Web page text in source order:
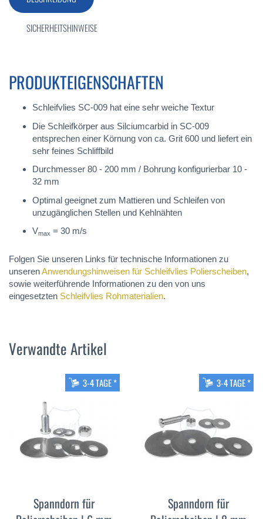
PRODUKTEIGENSCHAFTEN
Schleifvlies SC-009 hat eine sehr weiche Textur
Die Schleifkörper aus Silciumcarbid in SC-009
entsprechen einer Körnung von ca. Grit 600 und liefert ein
sehr feines Schliffbild
Durchmesser 80 - 200 mm / Bohrung konfigurierbar 10 -
32 mm
Optimal geeignet zum Mattieren und Schleifen von
unzugänglichen Stellen und Kehlnähten
Vmax = 30 m/s
Folgen Sie unseren Links für technische Informationen zu
unserenAnwendungshinweisen für Schleifvlies Polierscheiben,
sowie weiterführende Informationen zu den von uns
eingesetzten Schleifvlies Rohmaterialien.
SICHERHEITSHINWEISE
Verwandte Artikel
3-4 TAGE *
Spanndorn für
3-4 TAGE *
Spanndorn für